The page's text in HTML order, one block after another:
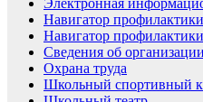
Навигатор профилактики
Навигатор
Сведения об
Охрана труда
Школьный спортивный